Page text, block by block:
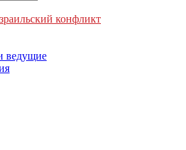
конфликт
ведущие